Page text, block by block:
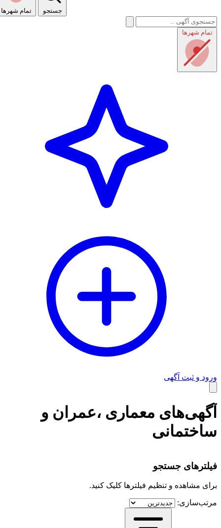
راهنمای استفاده
وبلاگ
تمام شهر‌ها جستجو
تمام شهر‌ها
ورود و ثبت آگهی
آگهی‌های معماری ،عمران و
ساختمانی
فیلترهای جستجو
برای مشاهده و تنظیم فیلترها کلیک کنید.
مرتب‌سازی: